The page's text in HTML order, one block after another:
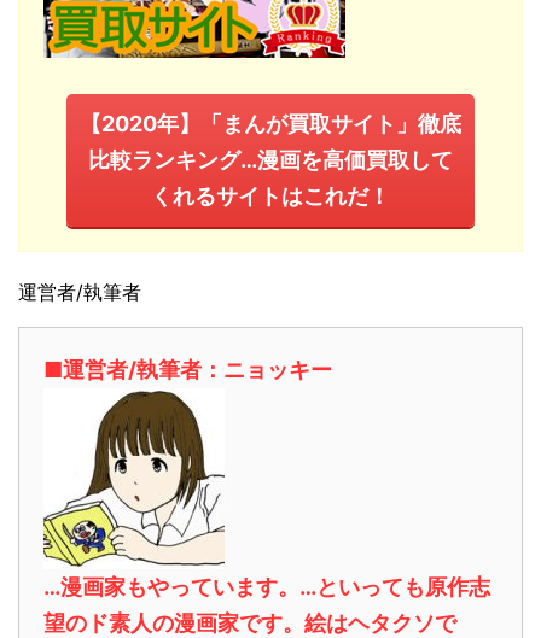
【2020年】「まんが買取サイト」徹底
比較ランキング…漫画を高価買取して
くれるサイトはこれだ！
運営者/執筆者
■運営者/執筆者：ニョッキー
…漫画家もやっています。…といっても原作志
望のド素人の漫画家です。絵はヘタクソで